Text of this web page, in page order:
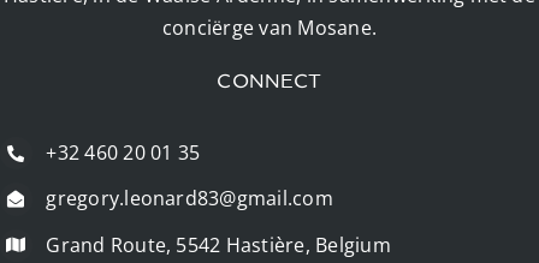
conciërge van Mosane.
CONNECT
+32 460 20 01 35
gregory.leonard83@gmail.com
Grand Route, 5542 Hastière, Belgium